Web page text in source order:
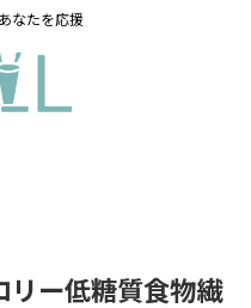
なたを応援
リー低糖質食物繊